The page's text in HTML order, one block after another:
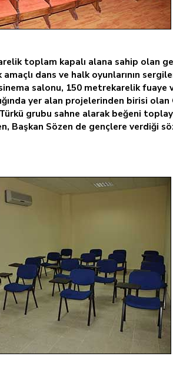
toplam kapalı alana sahip olan
dans ve halk oyunlarının
salonu, 150 metrekarelik fuaye
yer alan projelerinden birisi
grubu sahne alarak beğeni
Başkan Sözen de gençlere verdiği